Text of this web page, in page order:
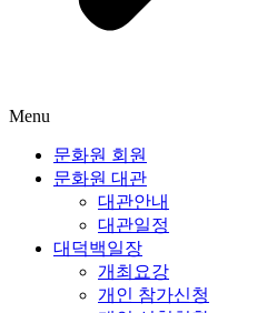
Menu
문화원 회원
문화원 대관
대관안내
대관일정
대덕백일장
개최요강
개인 참가신청